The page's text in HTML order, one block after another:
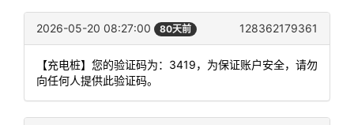
2026-05-20 08:27:00 80天前 128362179361
【充电桩】您的验证码为：3419，为保证账户安全，请勿
向任何人提供此验证码。